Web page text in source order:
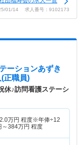
01/14 求人番号：9102173
ーションあずき
正職員)
休♪訪問看護ステーシ
万円 程度※年俸÷12
～384万円 程度